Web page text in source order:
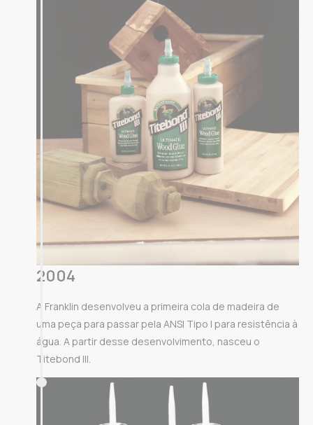
2004
A Franklin desenvolveu a primeira cola de madeira de
uma peça para passar pela ANSI Tipo I para resistência à
água. A partir desse desenvolvimento, nasceu o
Titebond III.